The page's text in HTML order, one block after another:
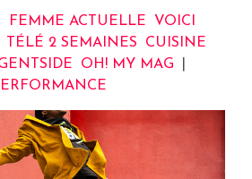
FEMME ACTUELLE
VOICI
TÉLÉ 2 SEMAINES
CUISINE
OH! MY MAG